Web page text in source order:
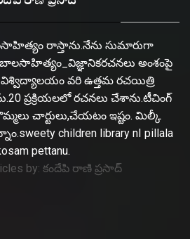
రాస్తాను.నేను సుమారుగా
బాలసాహిత్యం_విజ్ఞానికరచనలు అంశంపై
విశ్విద్యాలయం వరి ఉత్తమ రచయిత్రి
ప్రక్రియలలో రచనలు చేశాను.టీచింగ్
చార్టులు,చేయటం ఇష్టం. మిల్కీ
children library nI pillala
pettanu.
by: కందేపి రాణి ప్రసాద్